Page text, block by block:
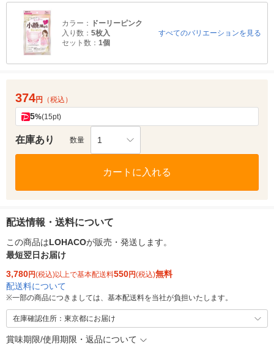
カラー：
ドーリーピンク
入り数： 5枚入
セット数： 1個
すべてのバリエーションを見る
374円 （税込）
5%(15pt)
在庫あり 数量 1
カートに入れる
配送情報・送料について
この商品はLOHACOが販売・発送します。
最短翌日お届け
3,780円(税込)以上で基本配送料550円(税込)無料
配送料について
※一部の商品につきましては、基本配送料を当社が負担いたします。
在庫確認住所：東京都にお届け
賞味期限/使用期限・返品について